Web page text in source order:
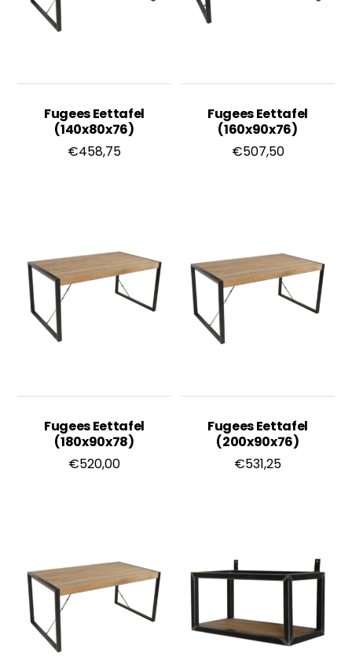
Fugees Eettafel
(140x80x76)
€458,75
Fugees Eettafel
(160x90x76)
€507,50
Fugees Eettafel
(180x90x78)
€520,00
Fugees Eettafel
(200x90x76)
€531,25